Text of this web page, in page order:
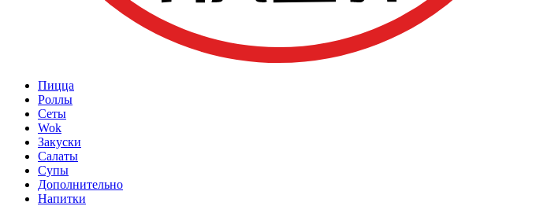
Пицца
Роллы
Сеты
Wok
Закуски
Салаты
Супы
Дополнительно
Напитки